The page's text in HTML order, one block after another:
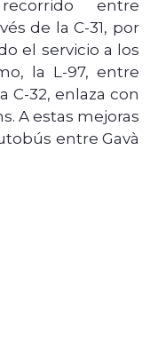
entre
de la C-31, por
el servicio a los
la L-97, entre
C-32, enlaza con
A estas mejoras
entre Gavà